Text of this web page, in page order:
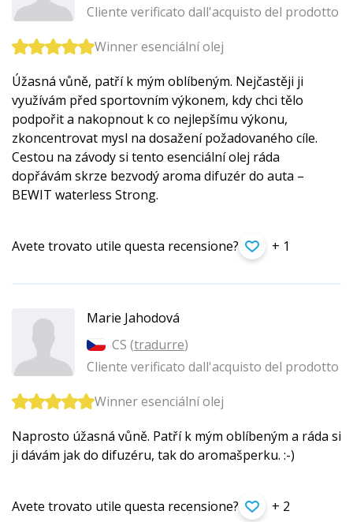
Cliente verificato dall'acquisto del prodotto
Winner esenciální olej
Úžasná vůně, patří k mým oblíbeným. Nejčastěji ji
využívám před sportovním výkonem, kdy chci tělo
podpořit a nakopnout k co nejlepšímu výkonu,
zkoncentrovat mysl na dosažení požadovaného cíle.
Cestou na závody si tento esenciální olej ráda
dopřávám skrze bezvodý aroma difuzér do auta –
BEWIT waterless Strong.
Avete trovato utile questa recensione? + 1
Marie Jahodová
CS (tradurre)
Cliente verificato dall'acquisto del prodotto
Winner esenciální olej
Naprosto úžasná vůně. Patří k mým oblíbeným a ráda si
ji dávám jak do difuzéru, tak do aromašperku. :-)
Avete trovato utile questa recensione? + 2